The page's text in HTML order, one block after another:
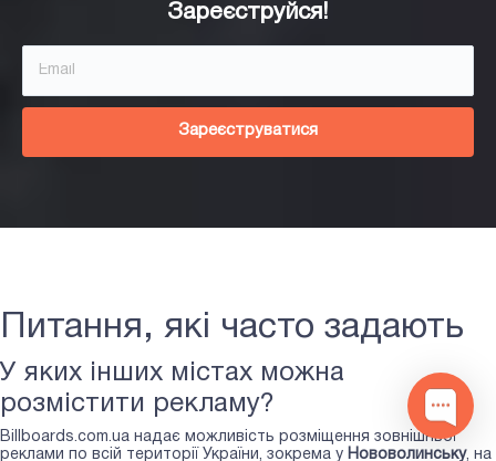
Зареєструйся!
Зареєструватися
Питання, які часто задають
У яких інших містах можна
розмістити рекламу?
Billboards.com.ua надає можливість розміщення зовнішньої
реклами по всій території України, зокрема у Нововолинську, на
1
площини в Нововолинську?